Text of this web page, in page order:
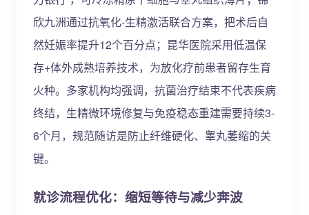
欣九洲通过抗氧化-生精激活联合方案，把术后自
然妊娠率提升12个百分点；昆华医院采用低温保
存+体外成熟培养技术，为放化疗前患者留存生育
火种。多家机构均强调，抗菌治疗结束不代表疾病
终结，生精微环境修复与免疫稳态重建需要持续3-
6个月，规范随访是防止纤维硬化、睾丸萎缩的关
键。
就诊流程优化：缩短等待与减少奔波